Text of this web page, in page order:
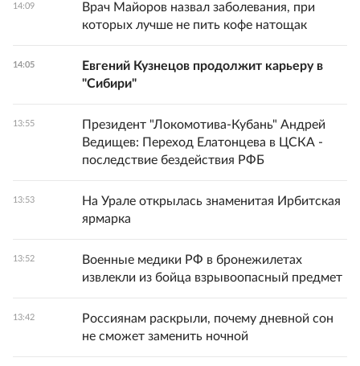
14:09
Врач Майоров назвал заболевания, при
которых лучше не пить кофе натощак
14:05
Евгений Кузнецов продолжит карьеру в
"Сибири"
13:55
Президент "Локомотива-Кубань" Андрей
Ведищев: Переход Елатонцева в ЦСКА -
последствие бездействия РФБ
13:53
На Урале открылась знаменитая Ирбитская
ярмарка
13:52
Военные медики РФ в бронежилетах
извлекли из бойца взрывоопасный предмет
13:42
Россиянам раскрыли, почему дневной сон
не сможет заменить ночной